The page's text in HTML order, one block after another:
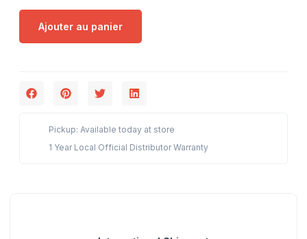
Ajouter au panier
Pickup: Available today at store
1 Year Local Official Distributor Warranty